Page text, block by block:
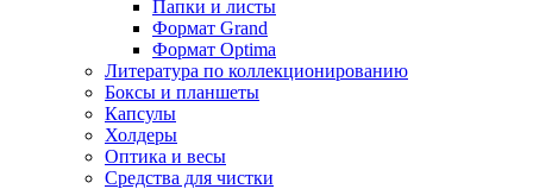
Папки и листы
Формат Grand
Формат Optima
Литература по коллекционированию
Боксы и планшеты
Капсулы
Холдеры
Оптика и весы
Средства для чистки